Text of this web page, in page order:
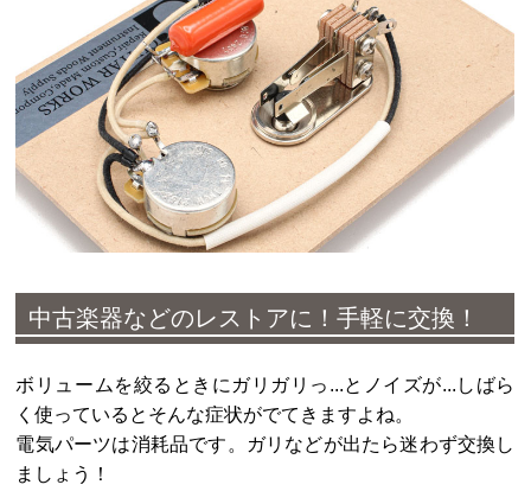
中古楽器などのレストアに！手軽に交換！
ボリュームを絞るときにガリガリっ...とノイズが...しばら
く使っているとそんな症状がでてきますよね。
電気パーツは消耗品です。ガリなどが出たら迷わず交換し
ましょう！